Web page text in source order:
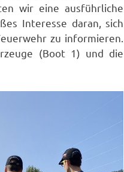
wir eine ausführliche
Interesse daran, sich
zu informieren.
(Boot 1) und die